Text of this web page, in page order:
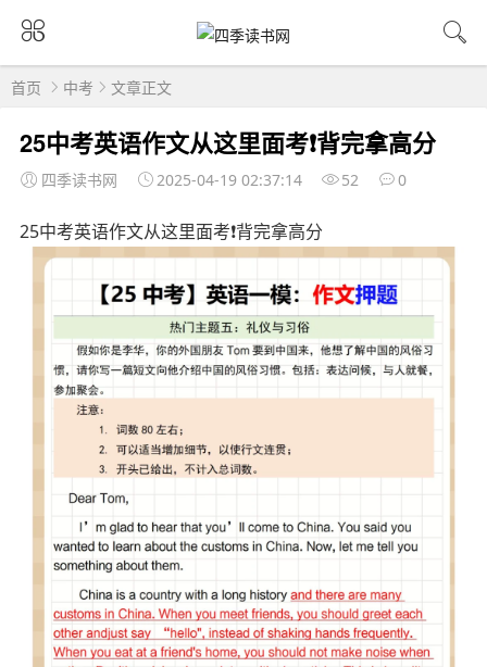
首页 中考 文章正文
25中考英语作文从这里面考❗背完拿高分
四季读书网 2025-04-19 02:37:14 52 0
25中考英语作文从这里面考❗背完拿高分